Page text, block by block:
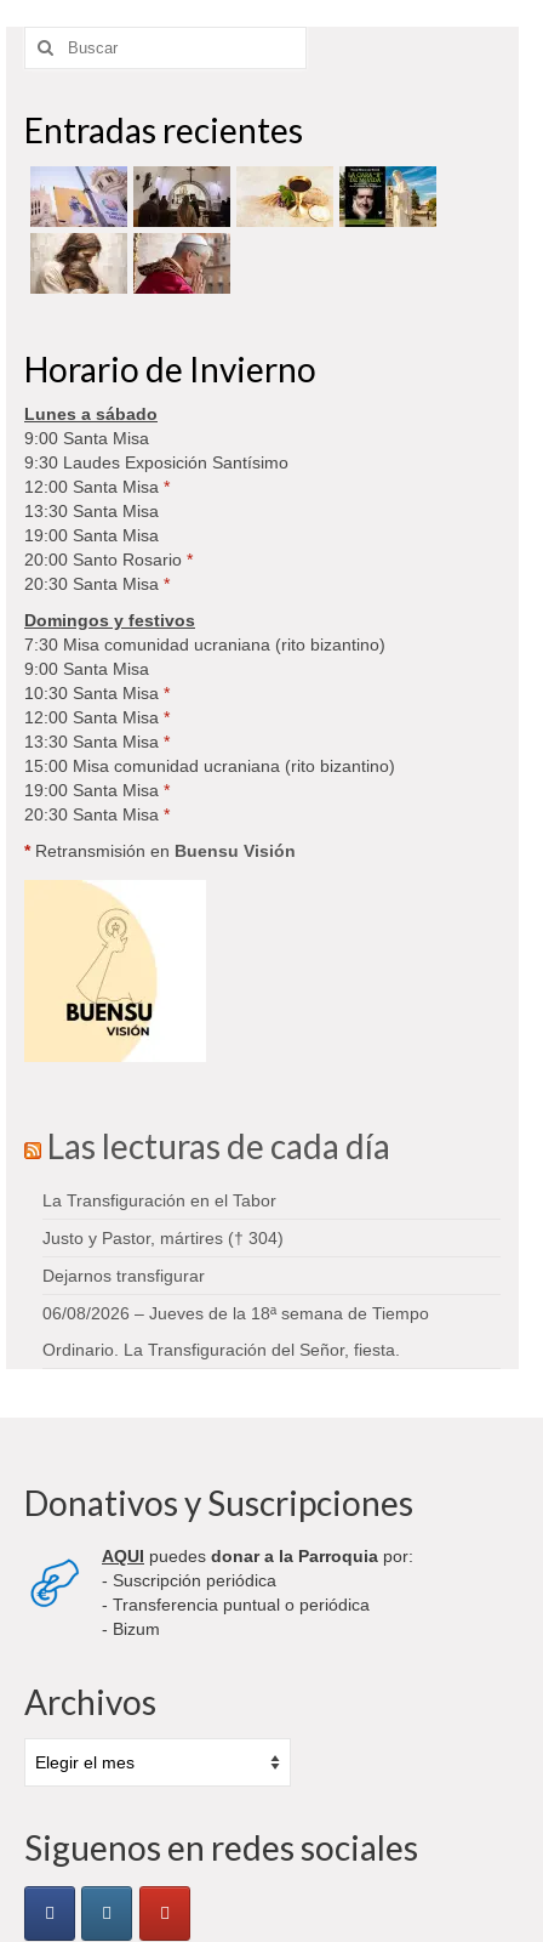
Buscar
por:
Entradas recientes
Horario de Invierno
Lunes a sábado
9:00 Santa Misa
9:30 Laudes Exposición Santísimo
12:00 Santa Misa *
13:30 Santa Misa
19:00 Santa Misa
20:00 Santo Rosario *
20:30 Santa Misa *
Domingos y festivos
7:30 Misa comunidad ucraniana (rito bizantino)
9:00 Santa Misa
10:30 Santa Misa *
12:00 Santa Misa *
13:30 Santa Misa *
15:00 Misa comunidad ucraniana (rito bizantino)
19:00 Santa Misa *
20:30 Santa Misa *
*Retransmisión en Buensu Visión
Las lecturas de cada día
La Transfiguración en el Tabor
Justo y Pastor, mártires († 304)
Dejarnos transfigurar
06/08/2026 – Jueves de la 18ª semana de Tiempo
Ordinario. La Transfiguración del Señor, fiesta.
Donativos y Suscripciones
AQUI puedes donar a la Parroquia por:
- Suscripción periódica
- Transferencia puntual o periódica
- Bizum
Archivos
Siguenos en redes sociales